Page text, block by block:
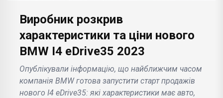
Виробник розкрив
характеристики та ціни нового
BMW I4 eDrive35 2023
Опублікували інформацію, що найближчим часом
компанія BMW готова запустити старт продажів
нового I4 eDrive35: які характеристики має авто,